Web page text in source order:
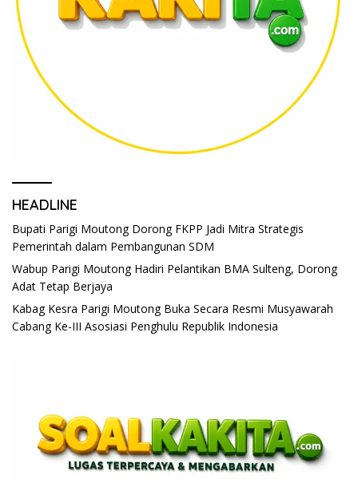
HEADLINE
Bupati Parigi Moutong Dorong FKPP Jadi Mitra Strategis
Pemerintah dalam Pembangunan SDM
Wabup Parigi Moutong Hadiri Pelantikan BMA Sulteng, Dorong
Adat Tetap Berjaya
Kabag Kesra Parigi Moutong Buka Secara Resmi Musyawarah
Cabang Ke-III Asosiasi Penghulu Republik Indonesia